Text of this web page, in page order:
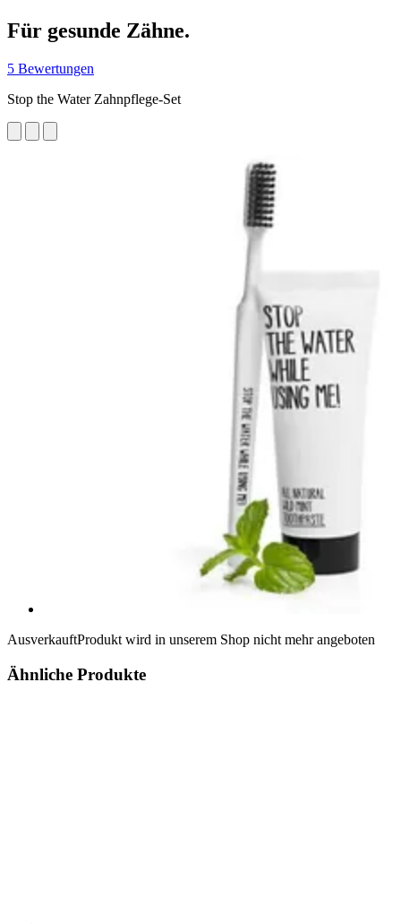
Für gesunde Zähne.
5 Bewertungen
Stop the Water Zahnpflege-Set
AusverkauftProdukt wird in unserem Shop nicht mehr angeboten
Ähnliche Produkte